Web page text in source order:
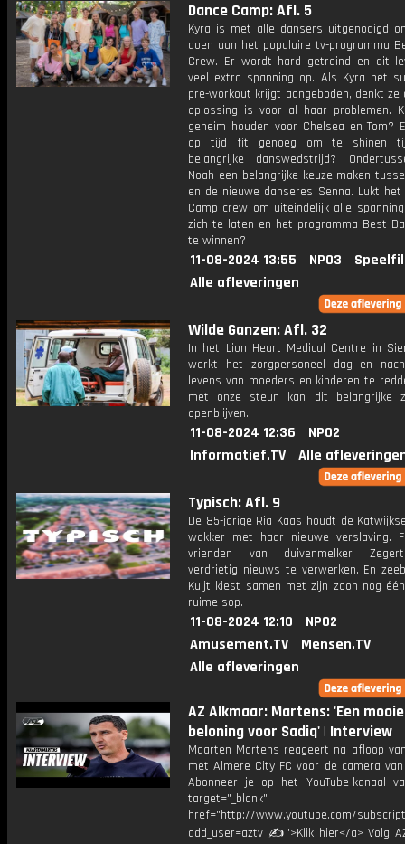
Dance Camp: Afl. 5
Kyra is met alle dansers uitgenodigd
doen aan het populaire tv-programma
Crew. Er wordt hard getraind en dit
veel extra spanning op. Als Kyra het
pre-workout krijgt aangeboden, denkt
oplossing is voor al haar problemen.
geheim houden voor Chelsea en Tom?
op tijd fit genoeg om te shinen
belangrijke danswedstrijd?
Noah een belangrijke keuze maken
en de nieuwe danseres Senna. Lukt het
Camp crew om uiteindelijk alle
zich te laten en het programma Best
te winnen?
11-08-2024 13:55 NPO3
Alle afleveringen
Wilde Ganzen: Afl. 32
In het Lion Heart Medical Centre in
werkt het zorgpersoneel dag en
levens van moeders en kinderen te
met onze steun kan dit belangrijke
openblijven.
11-08-2024 12:36
NPO2
Informatief.TV
Alle
Typisch: Afl. 9
De 85-jarige Ria Kaas houdt de
wakker met haar nieuwe verslaving.
vrienden van duivenmelker
verdrietig nieuws te verwerken. En
Kuijt kiest samen met zijn zoon nog
ruime sop.
11-08-2024 12:10
NPO2
Amusement.TV
Mensen.TV
Alle afleveringen
AZ Alkmaar: Martens: 'Een mooie
beloning voor Sadiq' | Interview
Maarten Martens reageert na afloop
met Almere City FC voor de camera van
Abonneer je op het YouTube-kanaal
target="_blank"
href="http://www.youtube.com/
add_user=aztv ✍">Klik hier</a> Volg